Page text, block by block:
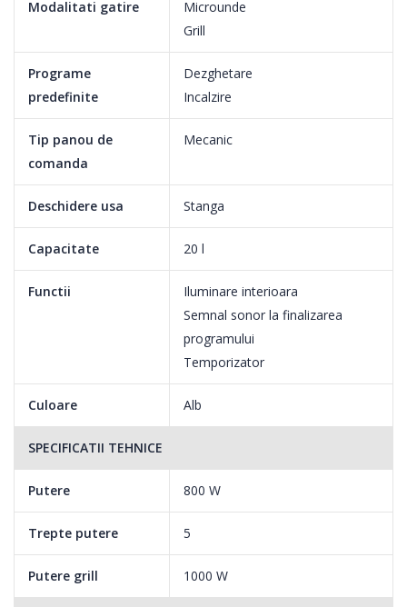
Bucura-te de designul armonios prin estetica distincta si simpla
CombiCooking pentru versatilitate multifunctionala
microunde pentru dezghetare, gatire la abur sau gratar, in orice
combinatie.
Modalitati gatire
Microunde
Grill
Programe
predefinite
Dezghetare
Incalzire
Tip panou de
comanda
Mecanic
Deschidere usa Stanga
Capacitate 20 l
Functii
Iluminare interioara
Semnal sonor la finalizarea
programului
Temporizator
Culoare Alb
SPECIFICATII TEHNICE
Putere 800 W
Trepte putere 5
Putere grill 1000 W